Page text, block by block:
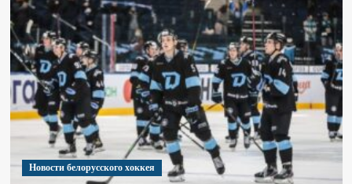
Новости белорусского хоккея